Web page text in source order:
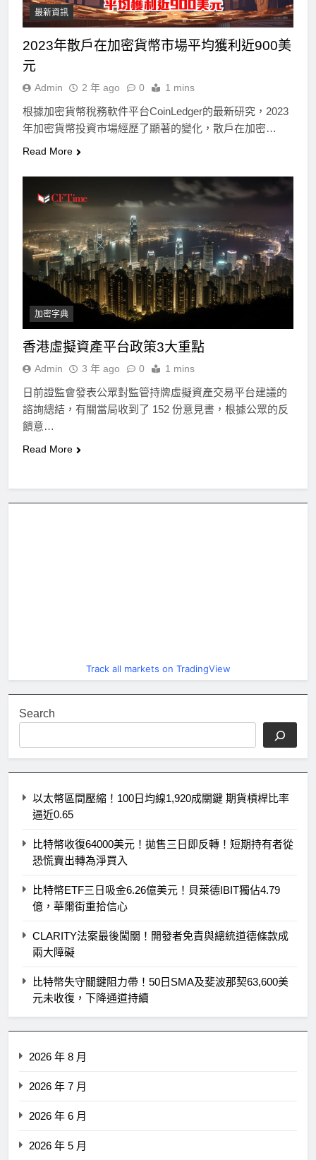
Track all markets on TradingView
Search
以太幣區間壓縮！100日均線1,920成關鍵 期貨槓桿比率
逼近0.65
比特幣收復64000美元！拋售三日即反轉！短期持有者從
恐慌賣出轉為淨買入
比特幣ETF三日吸金6.26億美元！貝萊德IBIT獨佔4.79
億，華爾街重拾信心
CLARITY法案最後闖關！開發者免責與總統道德條款成
兩大障礙
比特幣失守關鍵阻力帶！50日SMA及斐波那契63,600美
元未收復，下降通道持續
2026 年 8 月
2026 年 7 月
2026 年 6 月
2026 年 5 月
最新資訊
2023年散戶在加密貨幣市場平均獲利近900美
元
Admin 2 年 ago 0 1 mins
根據加密貨幣稅務軟件平台CoinLedger的最新研究，2023
年加密貨幣投資市場經歷了顯著的變化，散戶在加密…
Read More
加密字典
香港虛擬資產平台政策3大重點
Admin 3 年 ago 0 1 mins
日前證監會發表公眾對監管持牌虛擬資產交易平台建議的
諮詢總結，有關當局收到了 152 份意見書，根據公眾的反
饋意…
Read More